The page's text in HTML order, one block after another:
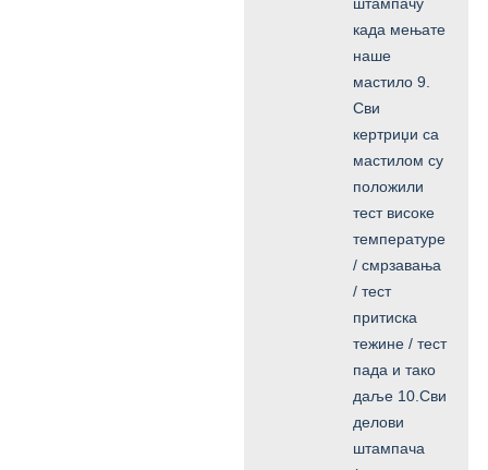
када мењате
наше
мастило 9.
Сви
кертриџи са
мастилом су
положили
тест високе
температуре
/ смрзавања
/ тест
притиска
тежине / тест
пада и тако
даље 10.Сви
делови
штампача